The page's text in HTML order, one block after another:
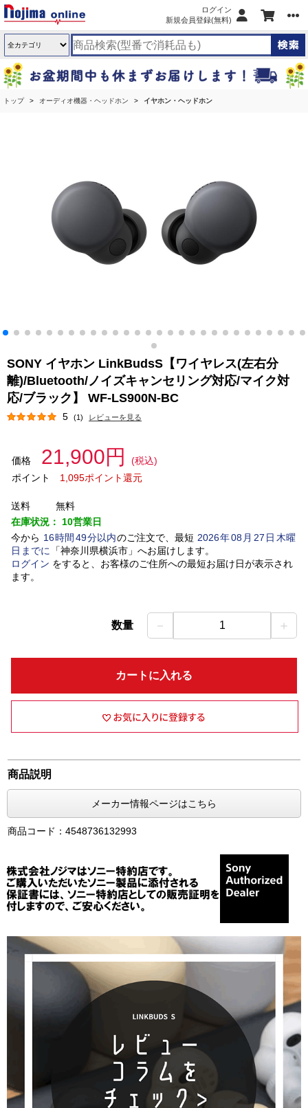
ログイン
新規会員登録(無料)
トップ オーディオ機器・ヘッドホン イヤホン・ヘッドホン
SONY イヤホン LinkBudsS【ワイヤレス(左右分
離)/Bluetooth/ノイズキャンセリング対応/マイク対
応/ブラック】 WF-LS900N-BC
5 (1) レビューを見る
価格 21,900円
(税込)
ポイント
1,095ポイント還元
送料
無料
在庫状況： 10営業日
今から 16時間 49分以内のご注文で、最短 2026年08 月 27 日木曜
日 までに 「神奈川県横浜市」 へお届けします。
ログイン をすると、お客様のご住所への最短お届け日が表示され
ます。
数量 － 1 ＋
カートに入れる
商品説明
メーカー情報ページはこちら
商品コード：4548736132993